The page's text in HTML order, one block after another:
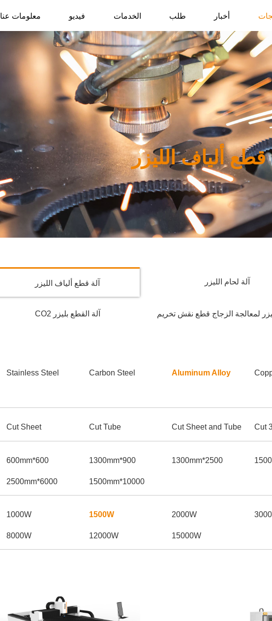
أخبار طلب الخدمات فيديو معلومات عنا
قطع ألياف الليزر
آلة قطع ألياف الليزر آلة لحام الليزر
آلة القطع بليزر CO2 لمعالجة الزجاج قطع نقش تخريم
Stainless Steel Carbon Steel Aluminum Alloy
Cut Sheet Cut Tube Cut Sheet and Tube Cut
600*600mm 900*1300mm 2500*1300mm
6000*2500mm 10000*1500mm
1000W 1500W 2000W
8000W 12000W 15000W